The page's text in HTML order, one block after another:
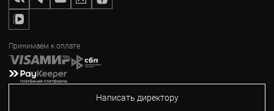
Принимаем к оплате
Написать директору